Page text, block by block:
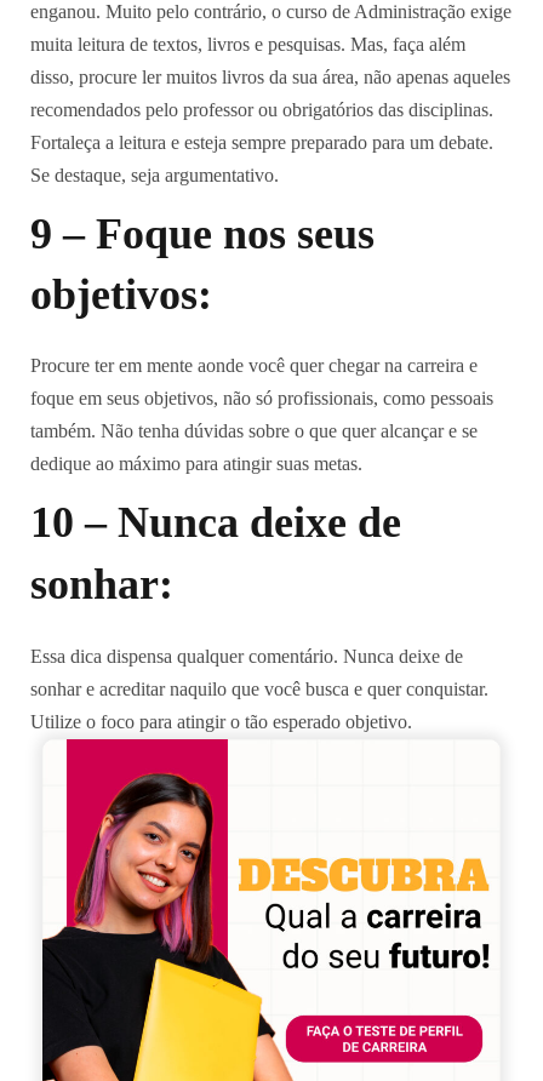
enganou. Muito pelo contrário, o curso de Administração exige
muita leitura de textos, livros e pesquisas. Mas, faça além
disso, procure ler muitos livros da sua área, não apenas aqueles
recomendados pelo professor ou obrigatórios das disciplinas.
Fortaleça a leitura e esteja sempre preparado para um debate.
Se destaque, seja argumentativo.
9 – Foque nos seus
objetivos:
Procure ter em mente aonde você quer chegar na carreira e
foque em seus objetivos, não só profissionais, como pessoais
também. Não tenha dúvidas sobre o que quer alcançar e se
dedique ao máximo para atingir suas metas.
10 – Nunca deixe de
sonhar:
Essa dica dispensa qualquer comentário. Nunca deixe de
sonhar e acreditar naquilo que você busca e quer conquistar.
Utilize o foco para atingir o tão esperado objetivo.